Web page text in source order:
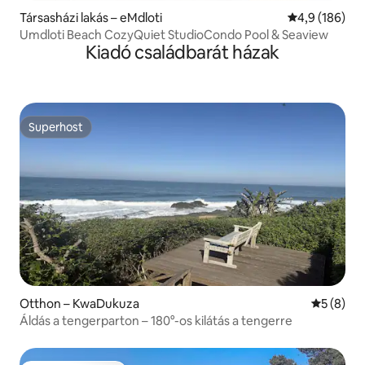
Társasházi lakás – eMdloti Átlagos
4,9 (186)
Umdloti Beach CozyQuiet StudioCondo Pool & Seaview
Kiadó családbarát házak
Superhost
Superhost
Otthon – KwaDukuza Átlagos
5 (8)
Áldás a tengerparton – 180°-os kilátás a tengerre